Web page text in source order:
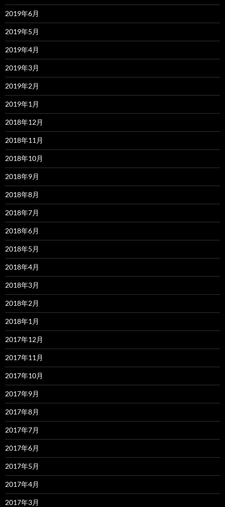
2019年6月
2019年5月
2019年4月
2019年3月
2019年2月
2019年1月
2018年12月
2018年11月
2018年10月
2018年9月
2018年8月
2018年7月
2018年6月
2018年5月
2018年4月
2018年3月
2018年2月
2018年1月
2017年12月
2017年11月
2017年10月
2017年9月
2017年8月
2017年7月
2017年6月
2017年5月
2017年4月
2017年3月